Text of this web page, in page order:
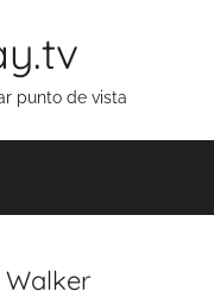
punto de vista